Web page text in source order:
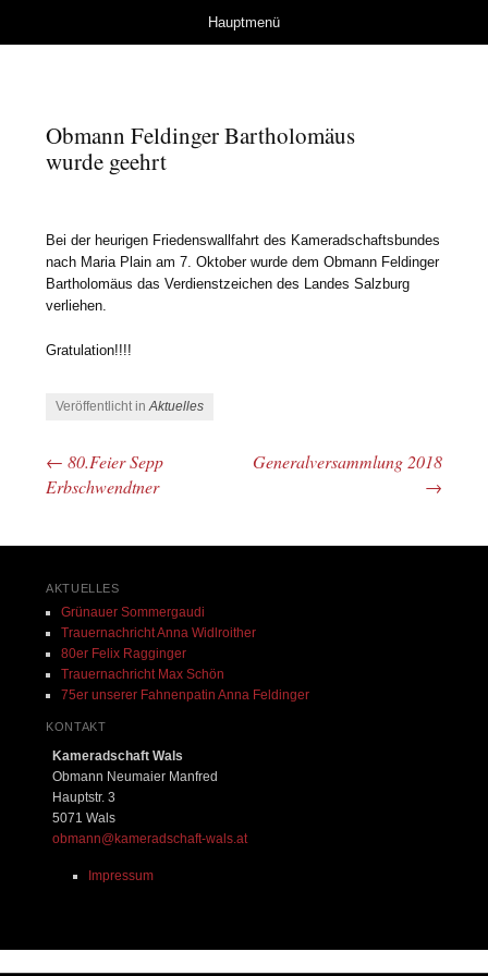
Herzlich Willkommen
bei der Kameradschaft
Hauptmenü
Obmann Feldinger Bartholomäus
wurde geehrt
Bei der heurigen Friedenswallfahrt des Kameradschaftsbundes
nach Maria Plain am 7. Oktober wurde dem Obmann Feldinger
Bartholomäus das Verdienstzeichen des Landes Salzburg
verliehen.
Gratulation!!!!
Veröffentlicht inAktuelles
Beitrags-Navigation
← 80.Feier Sepp
Erbschwendtner
Generalversammlung 2018
→
AKTUELLES
Grünauer Sommergaudi
Trauernachricht Anna Widlroither
80er Felix Ragginger
Trauernachricht Max Schön
75er unserer Fahnenpatin Anna Feldinger
KONTAKT
Kameradschaft Wals
Obmann Neumaier Manfred
Hauptstr. 3
5071 Wals
obmann@kameradschaft-wals.at
Impressum